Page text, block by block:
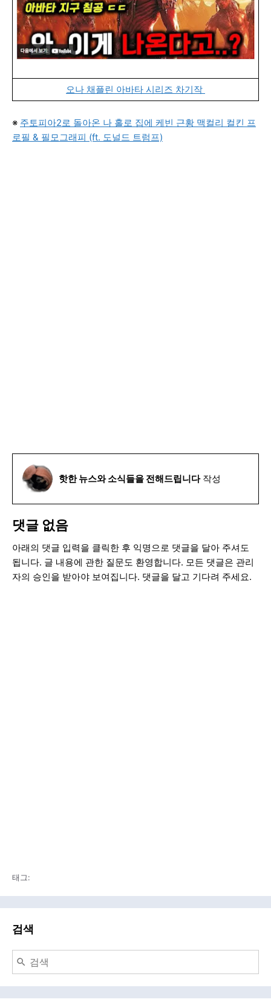
오나 채플린 아바타 시리즈 차기작
※ 주토피아2로 돌아온 나 홀로 집에 케빈 근황 맥컬리 컬킨 프
로필 & 필모그래피 (ft. 도널드 트럼프)
핫한 뉴스와 소식들을 전해드립니다작성
댓글 없음
아래의 댓글 입력을 클릭한 후 익명으로 댓글을 달아 주셔도
됩니다. 글 내용에 관한 질문도 환영합니다. 모든 댓글은 관리
자의 승인을 받아야 보여집니다. 댓글을 달고 기다려 주세요.
태그:
검색